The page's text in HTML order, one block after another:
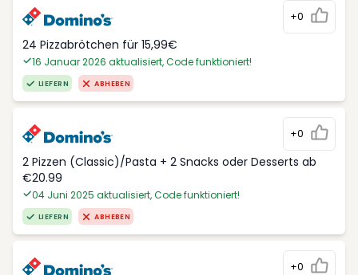
+0
24 Pizzabrötchen für 15,99€
16 Januar 2026 aktualisiert, Code funktioniert!
LIEFERN ABHEBEN
+0
2 Pizzen (Classic)/Pasta + 2 Snacks oder Desserts ab
€20.99
04 Juni 2025 aktualisiert, Code funktioniert!
LIEFERN ABHEBEN
+0